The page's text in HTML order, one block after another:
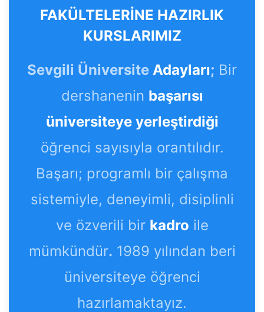
FAKÜLTELERİNE HAZIRLIK
KURSLARIMIZ
Sevgili Üniversite Adayları; Bir
dershanenin başarısı
üniversiteye yerleştirdiği
öğrenci sayısıyla orantılıdır.
Başarı; programlı bir çalışma
sistemiyle, deneyimli, disiplinli
ve özverili bir kadro ile
mümkündür. 1989 yılından beri
üniversiteye öğrenci
hazırlamaktayız.